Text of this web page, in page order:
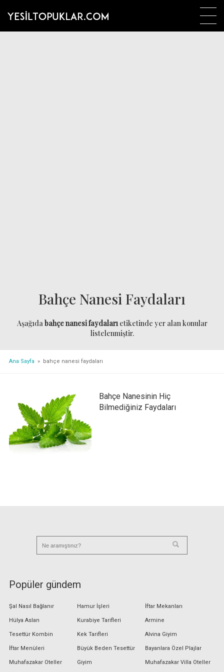
Bahçe Nanesi Faydaları
Aşağıdabahçe nanesi faydalarıetiketinde yer alan konular
listelenmiştir.
Ana Sayfa » bahçe nanesi faydaları
Bahçe Nanesinin Hiç
Bilmediğiniz Faydaları
Popüler gündem
Şal Nasıl Bağlanır
Hülya Aslan
Tesettür Kombin
İftar Menüleri
Muhafazakar Oteller
Hamur İşleri
Kurabiye Tarifleri
Kek Tarifleri
Büyük Beden Tesettür
Giyim
İftar Mekanları
Armine
Alvina Giyim
Bayanlara Özel Plajlar
Muhafazakar Villa Oteller